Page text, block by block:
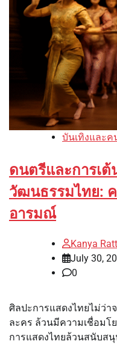
บันเทิงและค
ดนตรีและการเต้
วัฒนธรรมไทย:
อารมณ์
Kanya
July 30,
0
ศิลปะการแสดงไทยไม่ว่า
ละคร ล้วนมีความเชื่อมโ
การแสดงไทยล้วนสนับสนุ